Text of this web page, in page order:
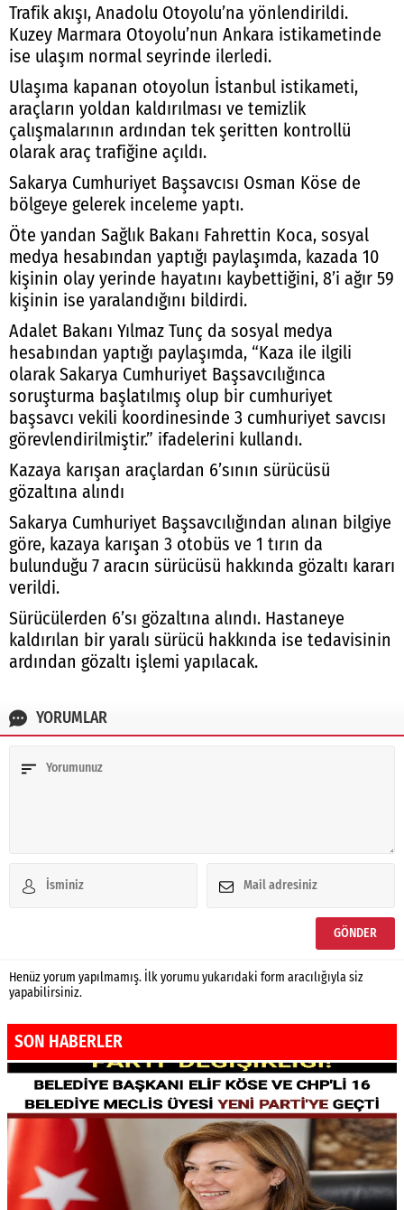
Trafik akışı, Anadolu Otoyolu’na yönlendirildi.
Kuzey Marmara Otoyolu’nun Ankara istikametinde
ise ulaşım normal seyrinde ilerledi.
Ulaşıma kapanan otoyolun İstanbul istikameti,
araçların yoldan kaldırılması ve temizlik
çalışmalarının ardından tek şeritten kontrollü
olarak araç trafiğine açıldı.
Sakarya Cumhuriyet Başsavcısı Osman Köse de
bölgeye gelerek inceleme yaptı.
Öte yandan Sağlık Bakanı Fahrettin Koca, sosyal
medya hesabından yaptığı paylaşımda, kazada 10
kişinin olay yerinde hayatını kaybettiğini, 8’i ağır 59
kişinin ise yaralandığını bildirdi.
Adalet Bakanı Yılmaz Tunç da sosyal medya
hesabından yaptığı paylaşımda, “Kaza ile ilgili
olarak Sakarya Cumhuriyet Başsavcılığınca
soruşturma başlatılmış olup bir cumhuriyet
başsavcı vekili koordinesinde 3 cumhuriyet savcısı
görevlendirilmiştir.” ifadelerini kullandı.
Kazaya karışan araçlardan 6’sının sürücüsü
gözaltına alındı
Sakarya Cumhuriyet Başsavcılığından alınan bilgiye
göre, kazaya karışan 3 otobüs ve 1 tırın da
bulunduğu 7 aracın sürücüsü hakkında gözaltı kararı
verildi.
Sürücülerden 6’sı gözaltına alındı. Hastaneye
kaldırılan bir yaralı sürücü hakkında ise tedavisinin
ardından gözaltı işlemi yapılacak.
YORUMLAR
Henüz yorum yapılmamış. İlk yorumu yukarıdaki form aracılığıyla siz
yapabilirsiniz.
SON HABERLER